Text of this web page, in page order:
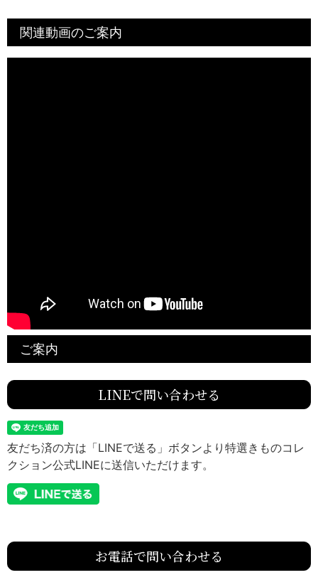
関連動画のご案内
ご案内
LINEで問い合わせる
友だち済の方は「LINEで送る」ボタンより特選きものコレ
クション公式LINEに送信いただけます。
お電話で問い合わせる